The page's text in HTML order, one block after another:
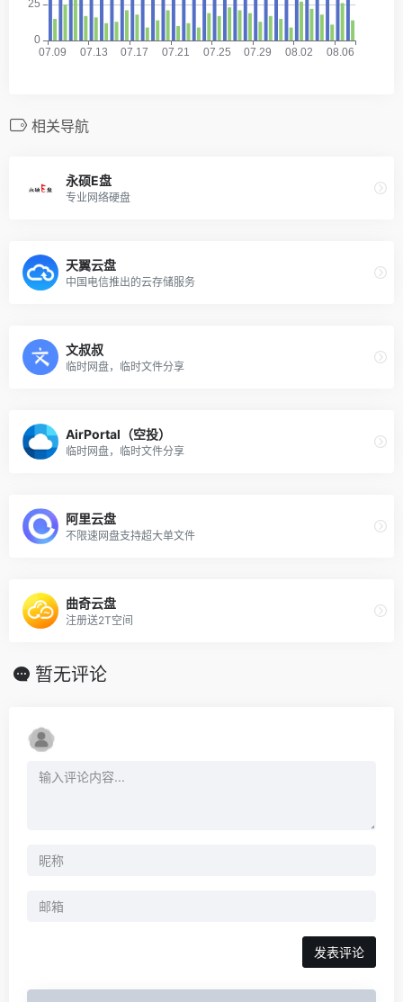
相关导航
永硕E盘
专业网络硬盘
天翼云盘
中国电信推出的云存储服务
文叔叔
临时网盘，临时文件分享
AirPortal（空投）
临时网盘，临时文件分享
阿里云盘
不限速网盘支持超大单文件
曲奇云盘
注册送2T空间
暂无评论
发表评论